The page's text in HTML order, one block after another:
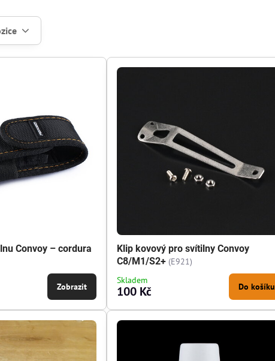
Convoy – cordura
Zobrazit
Klip kovový pro svítilny Convoy
C8/M1/S2+ (E921)
Skladem
100 Kč Do košíku